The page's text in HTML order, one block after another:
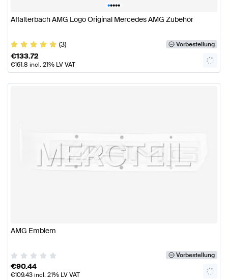
•••••
Affalterbach AMG Logo Original Mercedes AMG Zubehör
(3) Vorbestellung
€133.72
€161.8 incl. 21% LV VAT
AMG Emblem
Vorbestellung
€90.44
€109.43incl. 21% LV VAT